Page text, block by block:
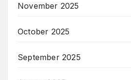
November 2025
October 2025
September 2025